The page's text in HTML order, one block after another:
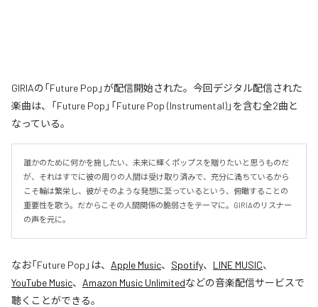
GIRIAの「Future Pop」が配信開始された。今回デジタル配信された
楽曲は、「Future Pop」「Future Pop (Instrumental)」を含む全2曲と
なっている。
誰かのために何かを施したい、未来に輝くポップスを贈りたいと思うものだ
が、それはすでに彼の周りの人間は受け取り済みで、充分に満ちているから
こそ輪は繁栄し、彼がそのような発想に至っているという、俯瞰することの
重要性を歌う。だからこその人間関係の脆弱さをテーマに。GIRIAのリスナー
の声を元に。
なお「Future Pop 」は、 Apple Music、 Spotify、 LINE MUSIC、
YouTube Music、 Amazon Music Unlimitedなどの音楽配信サービスで
聴くことができる。